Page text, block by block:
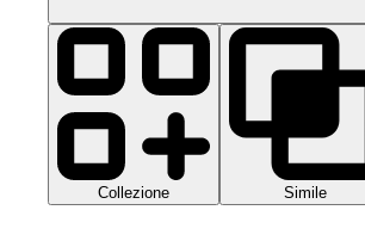
Collezione Simile